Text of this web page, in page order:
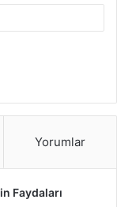
Yorumlar
Faydaları